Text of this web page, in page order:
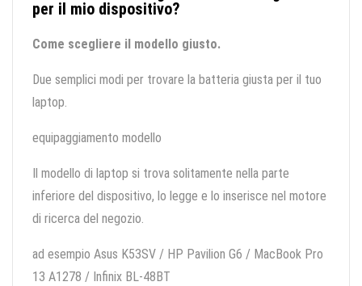
per il mio dispositivo?
Come scegliere il modello giusto.
Due semplici modi per trovare la batteria giusta per il tuo
laptop.
equipaggiamento modello
Il modello di laptop si trova solitamente nella parte
inferiore del dispositivo, lo legge e lo inserisce nel motore
di ricerca del negozio.
ad esempio Asus K53SV / HP Pavilion G6 / MacBook Pro
13 A1278 / Infinix BL-48BT